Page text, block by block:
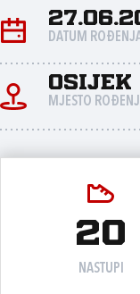
DATUM
Osijek
MJESTO
20
NASTUPI